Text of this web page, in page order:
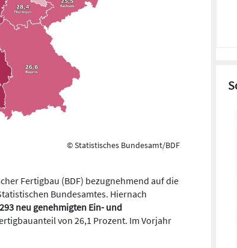
© Statistisches Bundesamt/BDF
Fertigbau (BDF) bezugnehmend auf die
Bundesamtes. Hiernach
neu genehmigten Ein- und
von 26,1 Prozent. Im Vorjahr